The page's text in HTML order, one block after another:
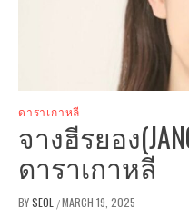
ดาราเกาหลี
จางฮีรยอง
ดาราเกาหลี
BYSEOL /MARCH 19, 2025